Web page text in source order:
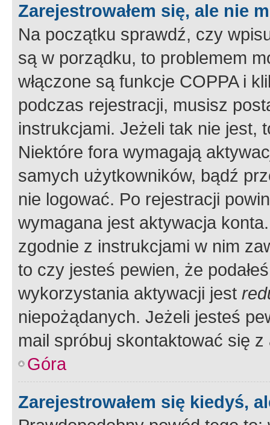
Zarejestrowałem się, ale nie
Na początku sprawdź, czy
są w porządku, to problemem
włączone są funkcje COPPA i
podczas rejestracji, musisz
instrukcjami. Jeżeli tak nie jest,
Niektóre fora wymagają
samych użytkowników, bądź
nie logować. Po rejestracji
wymagana jest aktywacja
zgodnie z instrukcjami w nim
to czy jesteś pewien, że
wykorzystania aktywacji jest
niepożądanych. Jeżeli jesteś
mail spróbuj skontaktować się
Góra
Zarejestrowałem się kiedyś,